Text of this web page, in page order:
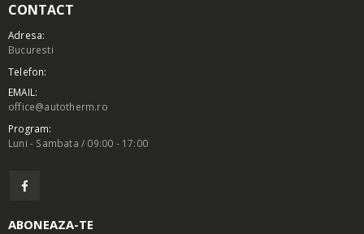
CONTACT
Adresa:
Bucuresti
Telefon:
EMAIL:
office@autotherm.ro
Program:
Luni - Sambata / 09:00 - 17:00
ABONEAZA-TE